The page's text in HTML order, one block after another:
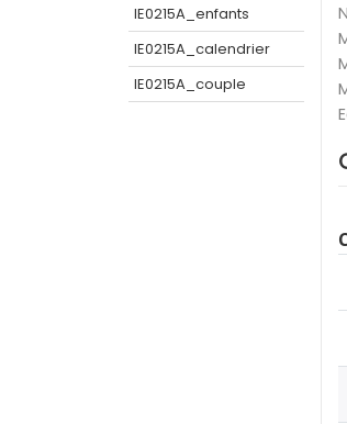
IE0215A_enfants
IE0215A_calendrier
IE0215A_couple